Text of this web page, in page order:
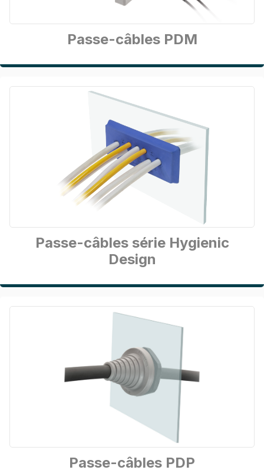
Passe-câbles PDM
Passe-câbles série Hygienic
Design
Passe-câbles PDP